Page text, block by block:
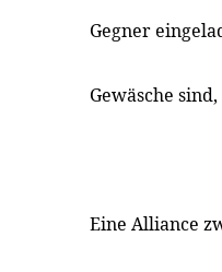
Gegner
Gewäsche
Eine Alliance